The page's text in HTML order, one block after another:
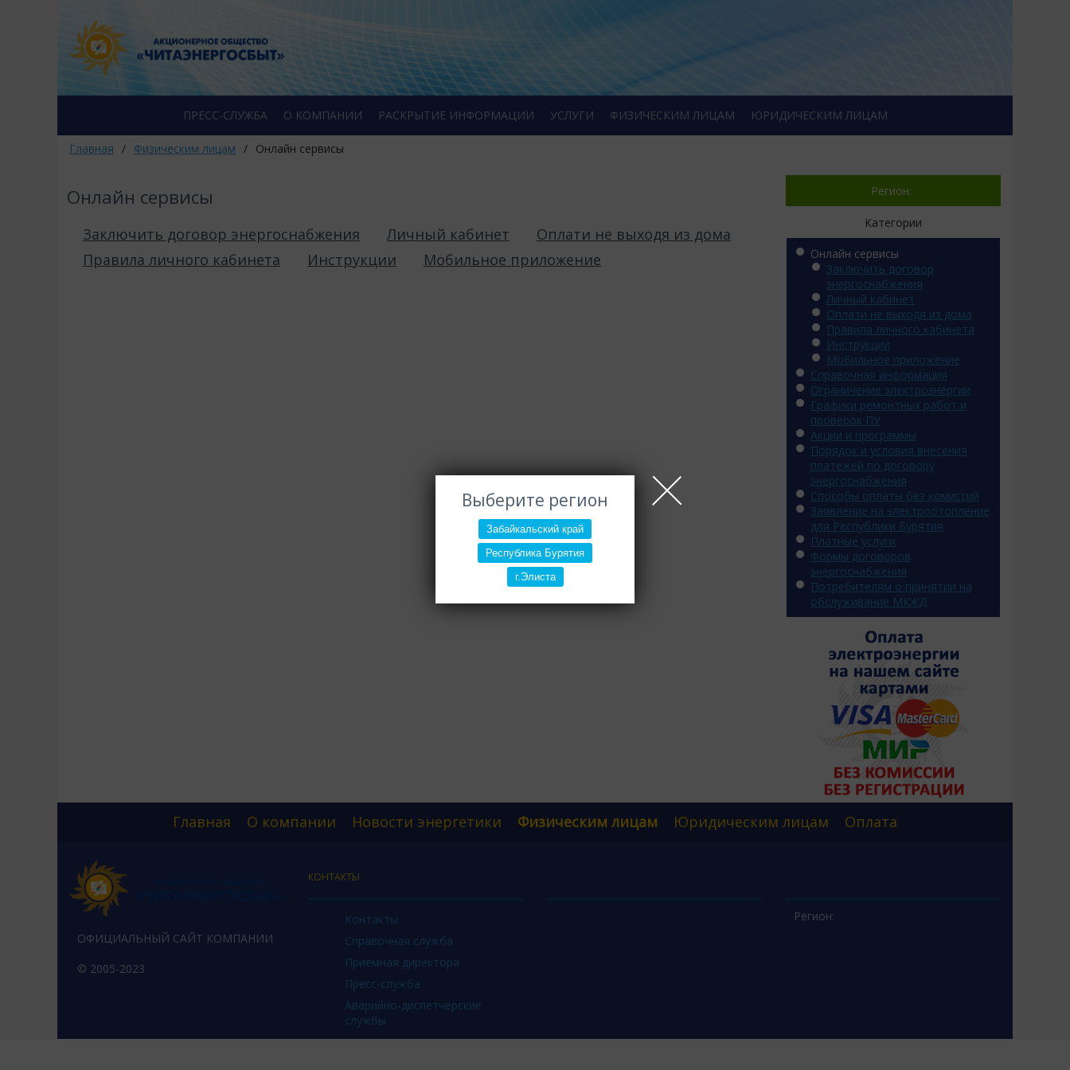
Выберите регион
Забайкальский край
Республика Бурятия
г.Элиста
ПРЕСС-СЛУЖБА О КОМПАНИИ РАСКРЫТИЕ ИНФОРМАЦИИ УСЛУГИ ФИЗИЧЕСКИМ ЛИЦАМ ЮРИДИЧЕСКИМ ЛИЦАМ
Главная / Физическим лицам / Онлайн сервисы
Онлайн сервисы
Заключить договор энергоснабжения Личный кабинет
Оплати не выходя из дома
Правила личного кабинета
Инструкции Мобильное приложение
Регион:
Категории
Онлайн сервисы
Заключить договор
энергоснабжения
Личный кабинет
Оплати не выходя из дома
Правила личного кабинета
Инструкции
Мобильное приложение
Справочная информация
Ограничение электроэнергии
Графики ремонтных работ и
проверок ПУ
Акции и программы
Порядок и условия внесения
платежей по договору
энергоснабжения
Способы оплаты без комиссий
Заявление на электроотопление
для Республики Бурятия
Платные услуги
Формы договоров
энергоснабжения
Потребителям о принятии на
обслуживание МКЖД
Главная О компании Новости энергетики Физическим лицам Юридическим лицам Оплата
ОФИЦИАЛЬНЫЙ САЙТ КОМПАНИИ
© 2005-2023
КОНТАКТЫ
Контакты
Справочная служба
Приемная директора
Пресс-служба
Аварийно-диспетчерские
службы
Регион: